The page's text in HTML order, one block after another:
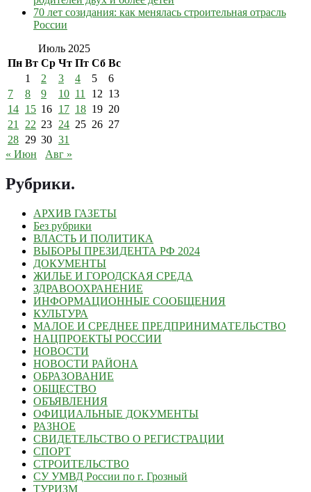
70 лет созидания: как менялась строительная отрасль
России
Июль 2025
Пн Вт Ср Чт Пт Сб Вс
1
2 3 4 5
6
7
8 9 10 11 12 13
14 15 16 17 18 19 20
21 22 23 24 25 26 27
28 29 30 31
« Июн
Авг »
Рубрики.
АРХИВ ГАЗЕТЫ
Без рубрики
ВЛАСТЬ И ПОЛИТИКА
ВЫБОРЫ ПРЕЗИДЕНТА РФ 2024
ДОКУМЕНТЫ
ЖИЛЬЕ И ГОРОДСКАЯ СРЕДА
ЗДРАВООХРАНЕНИЕ
ИНФОРМАЦИОННЫЕ СООБЩЕНИЯ
КУЛЬТУРА
МАЛОЕ И СРЕДНЕЕ ПРЕДПРИНИМАТЕЛЬСТВО
НАЦПРОЕКТЫ РОССИИ
НОВОСТИ
НОВОСТИ РАЙОНА
ОБРАЗОВАНИЕ
ОБЩЕСТВО
ОБЪЯВЛЕНИЯ
ОФИЦИАЛЬНЫЕ ДОКУМЕНТЫ
РАЗНОЕ
СВИДЕТЕЛЬСТВО О РЕГИСТРАЦИИ
СПОРТ
СТРОИТЕЛЬСТВО
СУ УМВД России по г. Грозный
ТУРИЗМ